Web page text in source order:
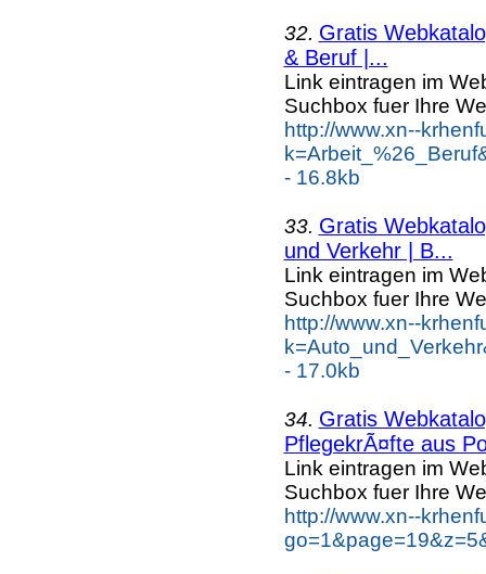
32. Gratis
& Beruf |...
Link eintragen im
Suchbox fuer Ihre
http://www.xn--
- 16.8kb
33. Gratis
und Verkehr | B...
Link eintragen im
Suchbox fuer Ihre
http://www.xn--
- 17.0kb
34. Gratis
PflegekrÃ¤fte aus
Link eintragen im
Suchbox fuer Ihre
http://www.xn--